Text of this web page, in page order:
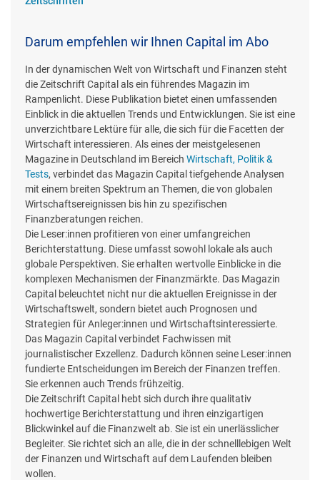
Darum empfehlen wir Ihnen Capital im Abo
In der dynamischen Welt von Wirtschaft und Finanzen steht
die Zeitschrift Capital als ein führendes Magazin im
Rampenlicht. Diese Publikation bietet einen umfassenden
Einblick in die aktuellen Trends und Entwicklungen. Sie ist eine
unverzichtbare Lektüre für alle, die sich für die Facetten der
Wirtschaft interessieren. Als eines der meistgelesenen
Magazine in Deutschland im Bereich Wirtschaft, Politik &
Tests, verbindet das Magazin Capital tiefgehende Analysen
mit einem breiten Spektrum an Themen, die von globalen
Wirtschaftsereignissen bis hin zu spezifischen
Finanzberatungen reichen.
Die Leser:innen profitieren von einer umfangreichen
Berichterstattung. Diese umfasst sowohl lokale als auch
globale Perspektiven. Sie erhalten wertvolle Einblicke in die
komplexen Mechanismen der Finanzmärkte. Das Magazin
Capital beleuchtet nicht nur die aktuellen Ereignisse in der
Wirtschaftswelt, sondern bietet auch Prognosen und
Strategien für Anleger:innen und Wirtschaftsinteressierte.
Das Magazin Capital verbindet Fachwissen mit
journalistischer Exzellenz. Dadurch können seine Leser:innen
fundierte Entscheidungen im Bereich der Finanzen treffen.
Sie erkennen auch Trends frühzeitig.
Die Zeitschrift Capital hebt sich durch ihre qualitativ
hochwertige Berichterstattung und ihren einzigartigen
Blickwinkel auf die Finanzwelt ab. Sie ist ein unerlässlicher
Begleiter. Sie richtet sich an alle, die in der schnelllebigen Welt
der Finanzen und Wirtschaft auf dem Laufenden bleiben
wollen.